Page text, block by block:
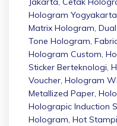
Hologram Yogyakarta
Matrix Hologram,
Tone Hologram,
Hologram Custom,
Sticker Berteknologi,
Voucher, Hologram
Metallized Paper,
Holograpic Induction
Hologram, Hot